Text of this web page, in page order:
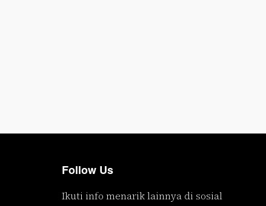
Follow Us
Ikuti info menarik lainnya di sosial